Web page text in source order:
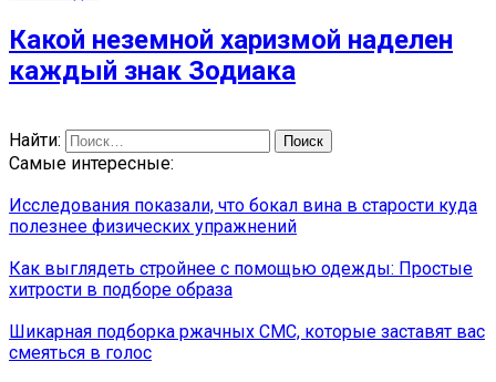
Какой неземной харизмой наделен
каждый знак Зодиака
Найти:
Самые интересные:
Исследования показали, что бокал вина в старости куда
полезнее физических упражнений
Как выглядеть стройнее с помощью одежды: Простые
хитрости в подборе образа
Шикарная подборка ржачных СМС, которые заставят вас
смеяться в голос